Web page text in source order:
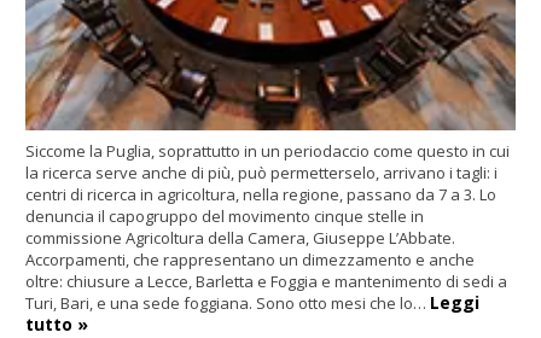
Siccome la Puglia, soprattutto in un periodaccio come questo in cui
la ricerca serve anche di più, può permetterselo, arrivano i tagli: i
centri di ricerca in agricoltura, nella regione, passano da 7 a 3. Lo
denuncia il capogruppo del movimento cinque stelle in
commissione Agricoltura della Camera, Giuseppe L’Abbate.
Accorpamenti, che rappresentano un dimezzamento e anche
oltre: chiusure a Lecce, Barletta e Foggia e mantenimento di sedi a
Turi, Bari, e una sede foggiana. Sono otto mesi che lo… Leggi
tutto »